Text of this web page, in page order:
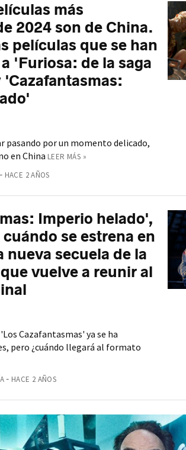
más
2024 son de China.
películas que se han
'Furiosa: de la saga
pasando por un momento delicado,
en China LEER MÁS »
HACE 2 AÑOS
Imperio helado',
se estrena en
nueva secuela de la
vuelve a reunir al
Cazafantasmas' ya se ha
pero ¿cuándo llegará al formato
HACE 2 AÑOS